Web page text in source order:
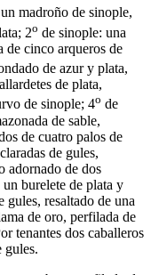
madroño de sinople,
2o de sinople: una
de cinco arqueros de
de azur y plata,
de plata,
de sinople; 4o de
de sable,
de cuatro palos de
de gules,
adornado de dos
burelete de plata y
gules, resaltado de una
de oro, perfilada de
tenantes dos caballeros
gules.